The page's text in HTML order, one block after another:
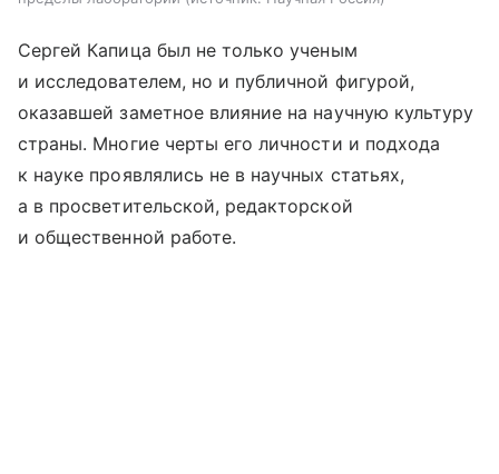
Сергей Капица был не только ученым
и исследователем, но и публичной фигурой,
оказавшей заметное влияние на научную культуру
страны. Многие черты его личности и подхода
к науке проявлялись не в научных статьях,
а в просветительской, редакторской
и общественной работе.